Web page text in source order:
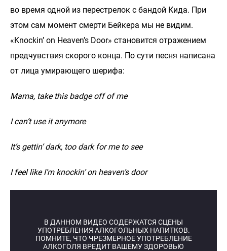
во время одной из перестрелок с бандой Кида. При
этом сам момент смерти Бейкера мы не видим.
«Knockin’ on Heaven’s Door» становится отражением
предчувствия скорого конца. По сути песня написана
от лица умирающего шерифа:
Mama, take this badge off of me
I can’t use it anymore
It’s gettin’ dark, too dark for me to see
I feel like I’m knockin’ on heaven’s door
В ДАННОМ ВИДЕО СОДЕРЖАТСЯ СЦЕНЫ
УПОТРЕБЛЕНИЯ АЛКОГОЛЬНЫХ НАПИТКОВ.
ПОМНИТЕ, ЧТО ЧРЕЗМЕРНОЕ УПОТРЕБЛЕНИЕ
АЛКОГОЛЯ ВРЕДИТ ВАШЕМУ ЗДОРОВЬЮ